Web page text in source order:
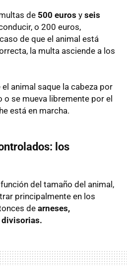
de 500 euros y seis
o 200 euros,
de que el animal está
la multa asciende a los
animal saque la cabeza por
o se mueva libremente por el
está en marcha.
los
del tamaño del animal,
principalmente en los
de arneses,